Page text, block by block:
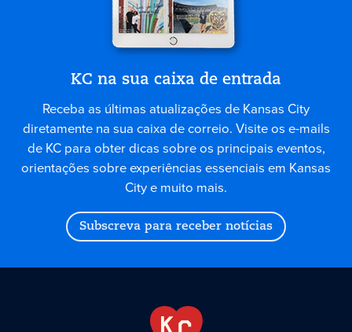
KC na sua caixa de entrada
Receba as últimas atualizações de Kansas City
diretamente na sua caixa de correio. Visite os e-mails
de KC para obter dicas sobre os principais eventos,
orientações sobre experiências essenciais em Kansas
City e muito mais.
Subscreva para receber notícias